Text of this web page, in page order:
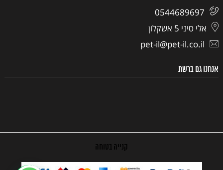
0544689697
אלי סיני 5 אשקלון
pet-il@pet-il.co.il
אנחנו גם ברשת
קנייה בטוחה